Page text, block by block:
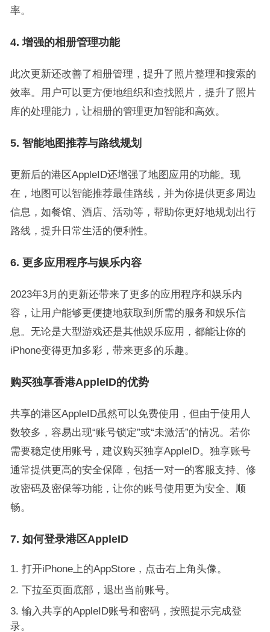
率。
4.增强的相册管理功能
此次更新还改善了相册管理，提升了照片整理和搜索的
效率。用户可以更方便地组织和查找照片，提升了照片
库的处理能力，让相册的管理更加智能和高效。
5. 智能地图推荐与路线规划
更新后的港区AppleID还增强了地图应用的功能。现
在，地图可以智能推荐最佳路线，并为你提供更多周边
信息，如餐馆、酒店、活动等，帮助你更好地规划出行
路线，提升日常生活的便利性。
6. 更多应用程序与娱乐内容
2023年3月的更新还带来了更多的应用程序和娱乐内
容，让用户能够更便捷地获取到所需的服务和娱乐信
息。无论是大型游戏还是其他娱乐应用，都能让你的
iPhone变得更加多彩，带来更多的乐趣。
购买独享香港AppleID的优势
共享的港区AppleID虽然可以免费使用，但由于使用人
数较多，容易出现“账号锁定”或“未激活”的情况。若你
需要稳定使用账号，建议购买独享AppleID。独享账号
通常提供更高的安全保障，包括一对一的客服支持、修
改密码及密保等功能，让你的账号使用更为安全、顺
畅。
7. 如何登录港区AppleID
打开iPhone上的AppStore，点击右上角头像。
下拉至页面底部，退出当前账号。
输入共享的AppleID账号和密码，按照提示完成登
录。